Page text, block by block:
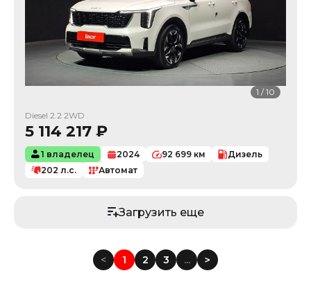
1 /10
Diesel 2.2 2WD
5 114 217 ₽
1 владелец 2024 92 699 км
Дизель
202 л.с. Автомат
Загрузить еще
< 1 2 3 ... <